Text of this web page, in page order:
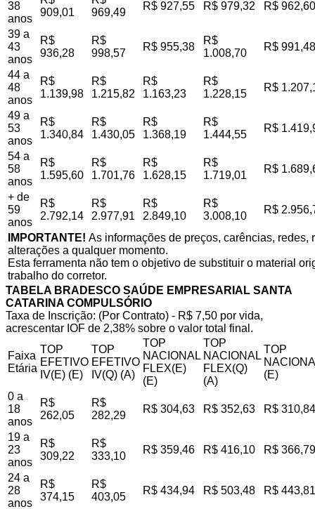
38
anos
909,01
969,49
R$ 927,55 R$ 979,32 R$ 962,60
39 a
43
anos
R$
936,28
R$
998,57
R$ 955,38
R$
1.008,70
R$ 991,48
44 a
48
anos
R$
1.139,98
R$
1.215,82
R$
1.163,23
R$
1.228,15
R$
49 a
53
anos
R$
1.340,84
R$
1.430,05
R$
1.368,19
R$
1.444,55
R$
54 a
58
anos
R$
1.595,60
R$
1.701,76
R$
1.628,15
R$
1.719,01
R$
+ de
59
anos
R$
2.792,14
R$
2.977,91
R$
2.849,10
R$
3.008,10
R$
IMPORTANTE! As informações de preços, carências,
alterações a qualquer momento.
Esta ferramenta não tem o objetivo de substituir o material
trabalho do corretor.
TABELA BRADESCO SAÚDE EMPRESARIAL SANTA
CATARINA COMPULSÓRIO
Taxa de Inscrição: (Por Contrato) - R$ 7,50 por vida,
acrescentar IOF de 2,38% sobre o valor total final.
Faixa
Etária
TOP
EFETIVO
IV(E) (E)
TOP
EFETIVO
IV(Q) (A)
TOP
NACIONAL
FLEX(E)
(E)
TOP
NACIONAL
FLEX(Q)
(A)
TOP
(E)
0 a
18
anos
R$
262,05
R$
282,29
R$ 304,63 R$ 352,63 R$ 310,84
19 a
23
anos
R$
309,22
R$
333,10
R$ 359,46 R$ 416,10 R$ 366,79
24 a
28
anos
R$
374,15
R$
403,05
R$ 434,94 R$ 503,48 R$ 443,81